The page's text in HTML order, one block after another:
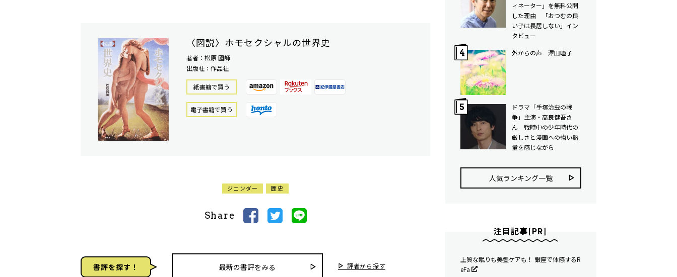
〈図説〉ホモセクシャルの世界史
著者：松原 國師
出版社：作品社
紙書籍で買う
電⼦書籍で買う
ジェンダー 歴史
Share
書評を探す！ 最新の書評をみる 評者から探す
ィネーター」を無料公開
した理由 「おつむの良
い子は長居しない」イン
タビュー
外からの声 澤田瞳子
ドラマ「手塚治虫の戦
争」主演・高良健吾さ
ん 戦時中の少年時代の
厳しさと漫画への強い熱
量を感じながら
人気ランキング⼀覧
注目記事[PR]
上質な眠りも美髪ケアも！ 銀座で体感するR
eFa